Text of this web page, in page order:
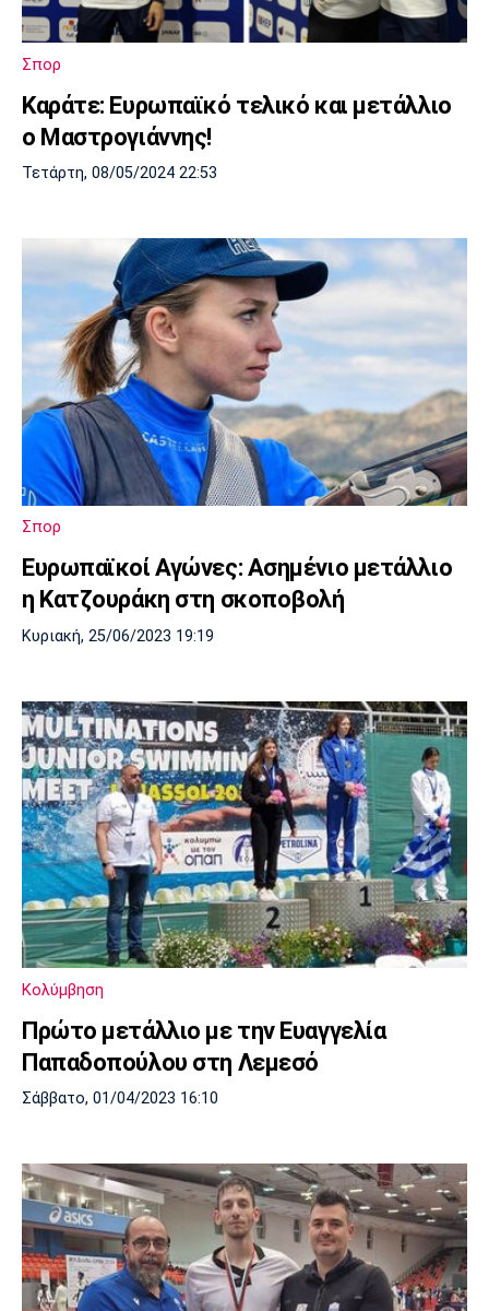
Cine Spot
Running
Παρασκήνιο
Μπαρτσελόνα
Ρεάλ
Μαδρίτης
Ατλέτικο
Μαδρίτης
Μάντσεστερ
Γιουνάιτεντ
Τσέλσι
Λίβερπουλ
Μάντσεστερ
Γιουβέντους
Μπορούσια
Ντόρτμουντ
Παρί Σεν
Ζερμέν
Μαρσέιγ
Μονακό
Ερυθρός
Αστέρας
Τότεναμ
Σπορ
Καράτε: Ευρωπαϊκό τελικό και μετάλλιο
ο Μαστρογιάννης!
Τετάρτη, 08/05/2024 22:53
Σπορ
Ευρωπαϊκοί Αγώνες: Ασημένιο μετάλλιο
η Κατζουράκη στη σκοποβολή
Κυριακή, 25/06/2023 19:19
Κολύμβηση
Πρώτο μετάλλιο με την Ευαγγελία
Παπαδοπούλου στη Λεμεσό
Σάββατο, 01/04/2023 16:10